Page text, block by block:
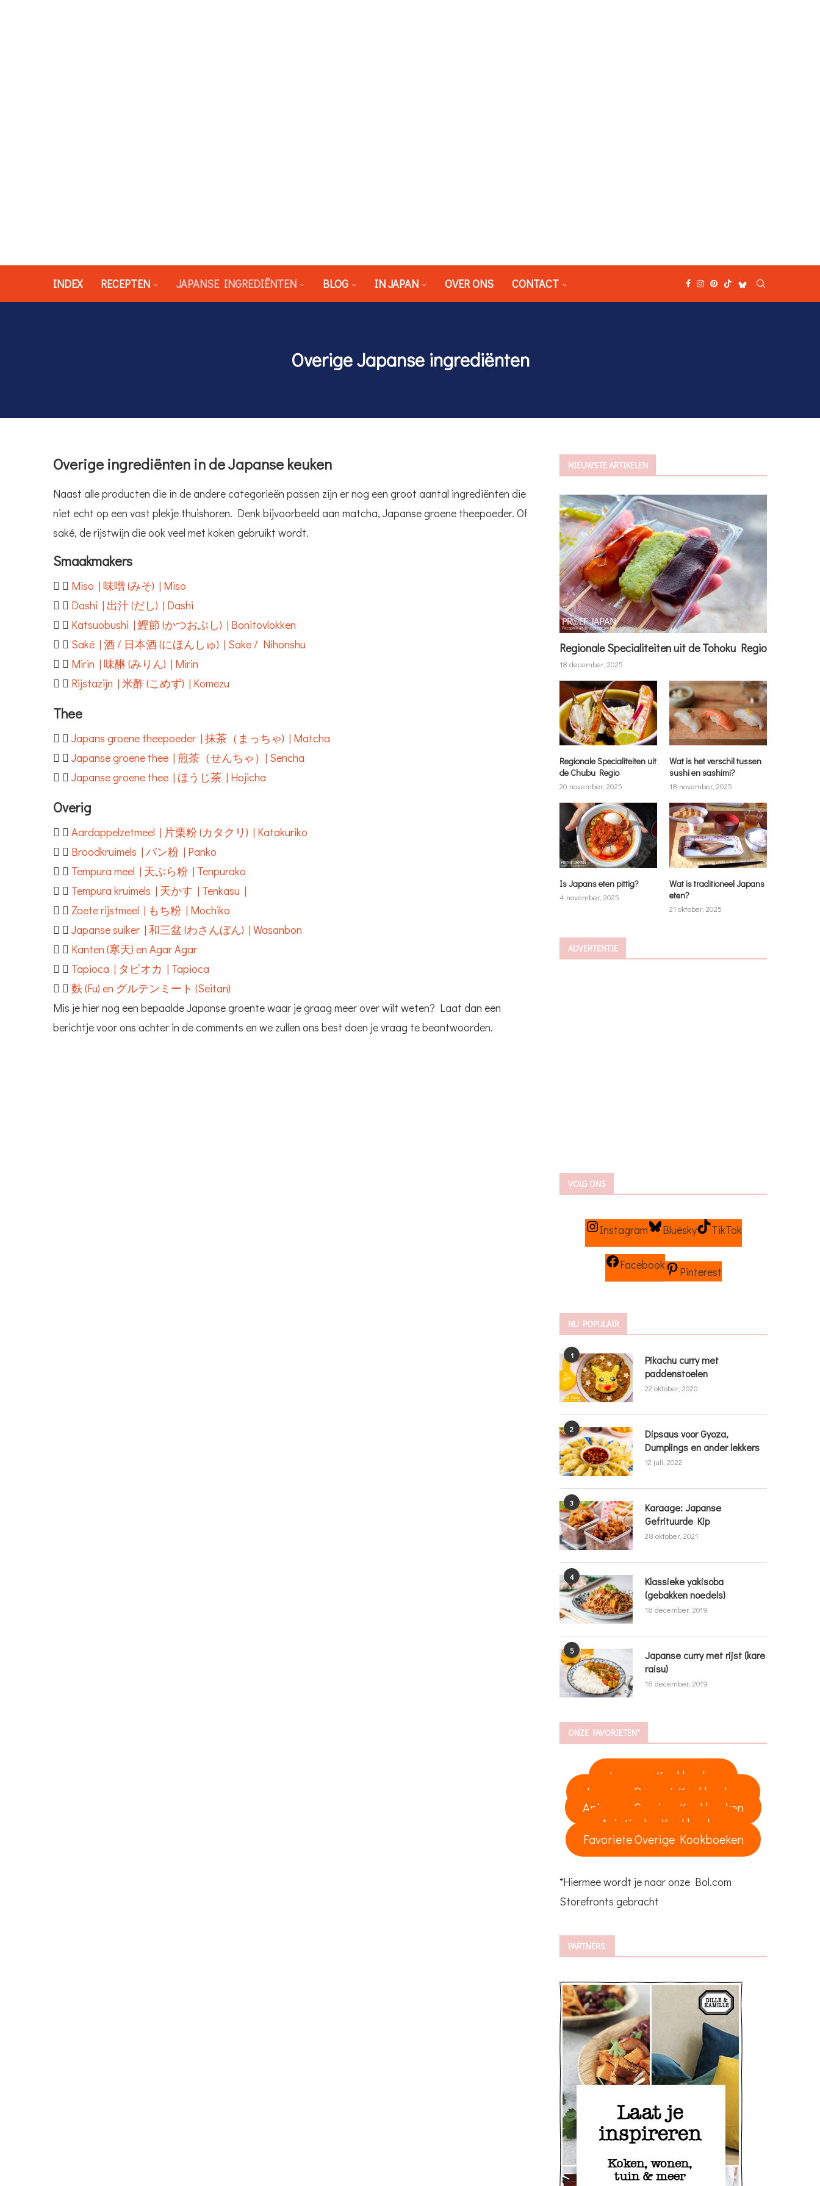
INDEX RECEPTEN JAPANSE INGREDIËNTEN BLOG IN JAPAN OVER ONS CONTACT
Overige Japanse ingrediënten
Overige ingrediënten in de Japanse keuken
Naast alle producten die in de andere categorieën passen zijn er nog een groot aantal ingrediënten die
niet echt op een vast plekje thuishoren. Denk bijvoorbeeld aan matcha, Japanse groene theepoeder. Of
saké, de rijstwijn die ook veel met koken gebruikt wordt.
Smaakmakers
Miso | 味噌 (みそ) | Miso
Dashi | 出汁 (だし) | Dashi
Katsuobushi | 鰹節 (かつおぶし) | Bonitovlokken
Saké | 酒 / 日本酒 (にほんしゅ) | Sake / Nihonshu
Mirin | 味醂 (みりん) | Mirin
Rijstazijn | 米酢 (こめず) | Komezu
Thee
Japans groene theepoeder | 抹茶（まっちゃ) | Matcha
Japanse groene thee | 煎茶（せんちゃ）| Sencha
Japanse groene thee | ほうじ茶 | Hojicha
Overig
Aardappelzetmeel | 片栗粉 (カタクリ) | Katakuriko
Broodkruimels | パン粉 | Panko
Tempura meel | 天ぷら粉 | Tenpurako
Tempura kruimels | 天かす | Tenkasu |
Zoete rijstmeel | もち粉 | Mochiko
Japanse suiker | 和三盆 (わさんぼん) | Wasanbon
Kanten (寒天) en Agar Agar
Tapioca | タピオカ | Tapioca
麩 (Fu) en グルテンミート (Seitan)
Mis je hier nog een bepaalde Japanse groente waar je graag meer over wilt weten? Laat dan een
berichtje voor ons achter in de comments en we zullen ons best doen je vraag te beantwoorden.
NIEUWSTE ARTIKELEN
Regionale Specialiteiten uit de Tohoku Regio
18 december, 2025
Regionale Specialiteiten uit
de Chubu Regio
20 november, 2025
Wat is het verschil tussen
sushi en sashimi?
18 november, 2025
Is Japans eten pittig?
4 november, 2025
Wat is traditioneel Japans
eten?
21 oktober, 2025
ADVERTENTIE
VOLG ONS
Instagram Bluesky TikTok
Facebook Pinterest
NU POPULAIR
1
Pikachu curry met
paddenstoelen
22 oktober, 2020
2
Dipsaus voor Gyoza,
Dumplings en ander lekkers
12 juli, 2022
3
Karaage: Japanse
Gefrituurde Kip
28 oktober, 2021
4
Klassieke yakisoba
(gebakken noedels)
18 december, 2019
5
Japanse curry met rijst (kare
raisu)
18 december, 2019
ONZE FAVORIETEN*
Japanse Kookboeken
Japanse Dessert Kookboeken
Anime en Gaming Kookboeken
Aziatische Kookboeken
Favoriete Overige Kookboeken
*Hiermee wordt je naar onze Bol.com
Storefronts gebracht
PARTNERS: